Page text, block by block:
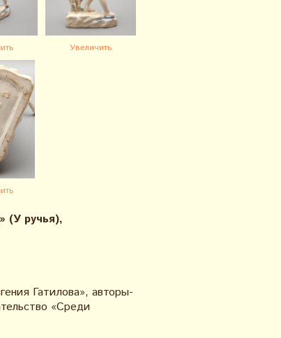
Увеличить
(У ручья),
Гатилова», авторы-
«Среди